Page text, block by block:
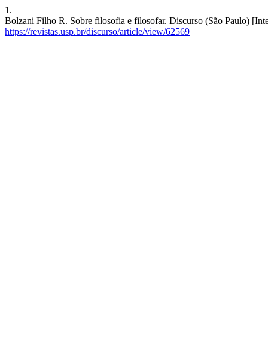
1.
Bolzani Filho R. Sobre filosofia e filosofar. Discurso (São Paulo)
https://revistas.usp.br/discurso/article/view/62569